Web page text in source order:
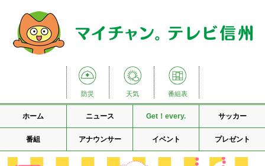
防災 天気 番組表
ホーム ニュース Get！every. サッカー
番組 アナウンサー イベント プレゼント